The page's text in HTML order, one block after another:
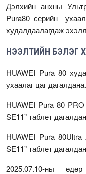
Дэлхийн анхны
Pura80 серийн
худалдаалагдаж
НЭЭЛТИЙН БЭЛЭГ
HUAWEI Pura 80
ухаалаг цаг дагалдана.
HUAWEI Pura 80
SE11” таблет
HUAWEI Pura
SE11” таблет
2025.07.10-ны